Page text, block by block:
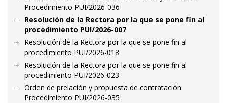
Procedimiento PUI/2026-036
Resolución de la Rectora por la que se pone fin al
procedimiento PUI/2026-007
Resolución de la Rectora por la que se pone fin al
procedimiento PUI/2026-018
Resolución de la Rectora por la que se pone fin al
procedimiento PUI/2026-023
Orden de prelación y propuesta de contratación.
Procedimiento PUI/2026-035